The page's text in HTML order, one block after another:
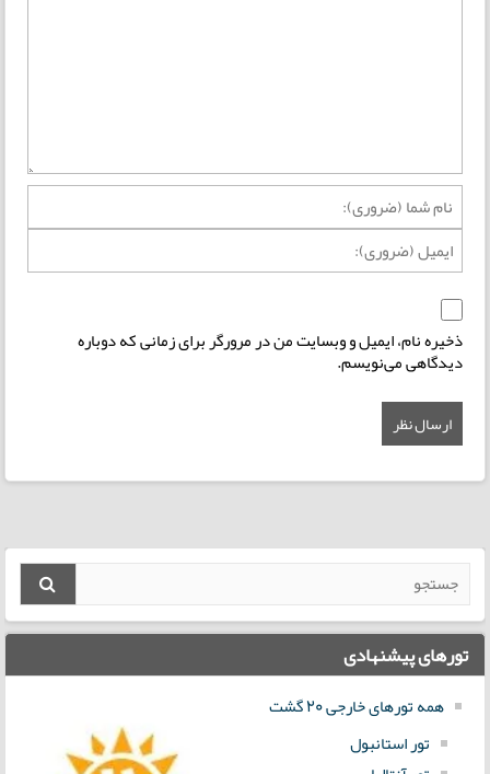
ذخیره نام، ایمیل و وبسایت من در مرورگر برای زمانی که دوباره
دیدگاهی می‌نویسم.
تورهای پیشنهادی
همه تورهای خارجی 20 گشت
تور استانبول